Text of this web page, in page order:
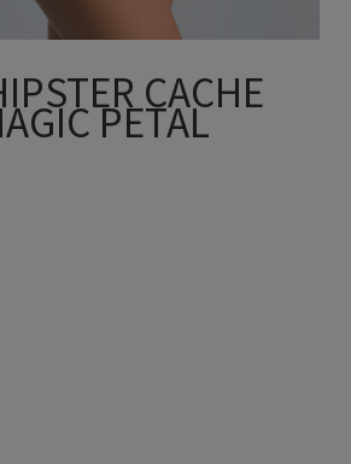
CACHE
PETAL